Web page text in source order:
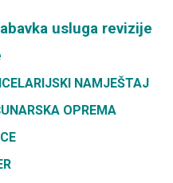
usluga revizije
NAMJEŠTAJ
OPREMA